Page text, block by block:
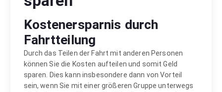
Kostenersparnis durch
Fahrtteilung
Durch das Teilen der Fahrt mit anderen Personen
können Sie die Kosten aufteilen und somit Geld
sparen. Dies kann insbesondere dann von Vorteil
sein, wenn Sie mit einer größeren Gruppe unterwegs